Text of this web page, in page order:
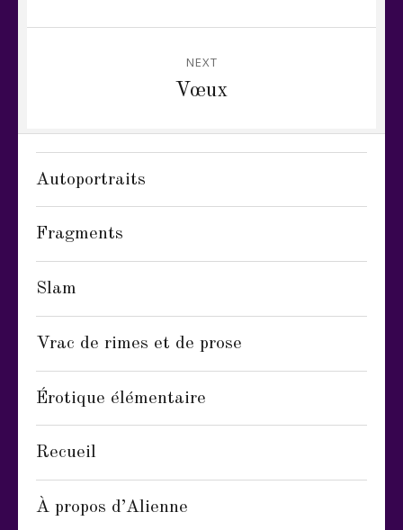
NEXT
Vœux
Autoportraits
Fragments
Slam
Vrac de rimes et de prose
Érotique élémentaire
Recueil
À propos d’Alienne